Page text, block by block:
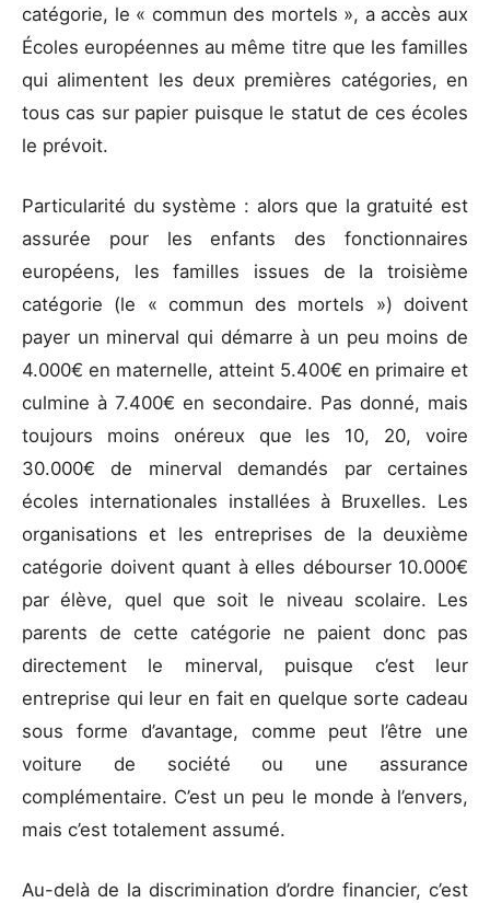
catégorie, le « commun des mortels », a accès aux
Écoles européennes au même titre que les familles
qui alimentent les deux premières catégories, en
tous cas sur papier puisque le statut de ces écoles
le prévoit.
Particularité du système : alors que la gratuité est
assurée pour les enfants des fonctionnaires
européens, les familles issues de la troisième
catégorie (le « commun des mortels ») doivent
payer un minerval qui démarre à un peu moins de
4.000€ en maternelle, atteint 5.400€ en primaire et
culmine à 7.400€ en secondaire. Pas donné, mais
toujours moins onéreux que les 10, 20, voire
30.000€ de minerval demandés par certaines
écoles internationales installées à Bruxelles. Les
organisations et les entreprises de la deuxième
catégorie doivent quant à elles débourser 10.000€
par élève, quel que soit le niveau scolaire. Les
parents de cette catégorie ne paient donc pas
directement le minerval, puisque c’est leur
entreprise qui leur en fait en quelque sorte cadeau
sous forme d’avantage, comme peut l’être une
voiture de société ou une assurance
complémentaire. C’est un peu le monde à l’envers,
mais c’est totalement assumé.
Au-delà de la discrimination d’ordre financier, c’est